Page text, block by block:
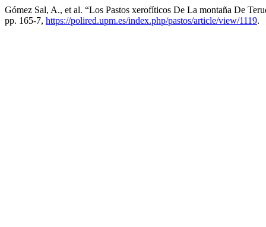
Gómez Sal, A., et al. “Los Pastos xerofíticos De La montaña De
pp. 165-7, https://polired.upm.es/index.php/pastos/article/view/1119.